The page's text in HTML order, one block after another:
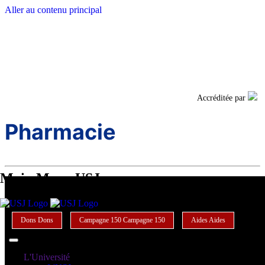
Aller au contenu principal
Accréditée par
Main Menu USJ
Dons Dons Campagne 150 Campagne 150 AidesAides
L'Université
Pharmacie